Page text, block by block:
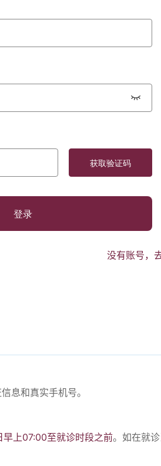
登录
没有账号，
息和真实手机号。
早上07:00至就诊时段之前。如在就